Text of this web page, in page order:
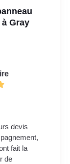
Gray
devis
fait la
de